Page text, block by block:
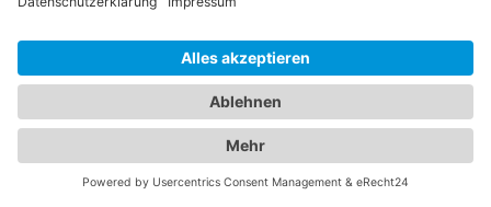
bieten Ihnen eine vielseitige Plattform, um sowohl
Ihre Mobilität im Straßenverkehr als auch Ihren
Komfort während des Aufenthalts in einem
Wolfhagenzu gewährleisten. Erfahren Sie mehr
über die verschiedenen Abschleppdienste in Ihrer
Region. Unsere Datenbank enthält eine Auswahl
an professionellen Anbietern, die Ihnen im Falle
einer Fahrzeugpanne oder eines Unfalls schnell